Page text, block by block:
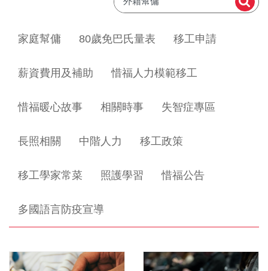
家庭幫傭 80歲免巴氏量表 移工申請
薪資費用及補助 惜福人力模範移工
惜福暖心故事 相關時事 失智症專區
長照相關 中階人力 移工政策
移工學家常菜 照護學習 惜福公告
多國語言防疫宣導